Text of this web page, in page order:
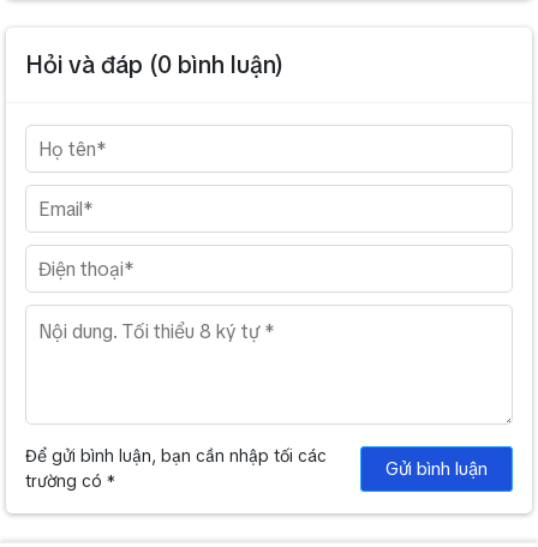
Hỏi và đáp (0 bình luận)
Để gửi bình luận, bạn cần nhập tối các
trường có *
Gửi bình luận